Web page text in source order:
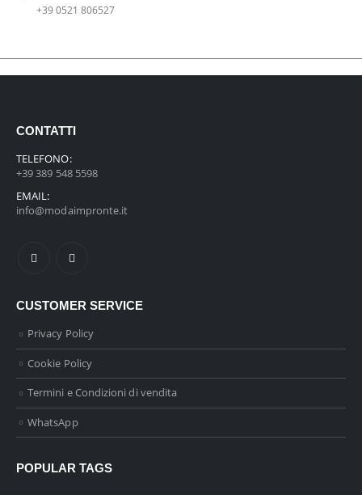
+39 0521 806527
CONTATTI
TELEFONO:
+39 389 548 5598
EMAIL:
info@modaimpronte.it
CUSTOMER SERVICE
Privacy Policy
Cookie Policy
Termini e Condizioni di vendita
WhatsApp
POPULAR TAGS